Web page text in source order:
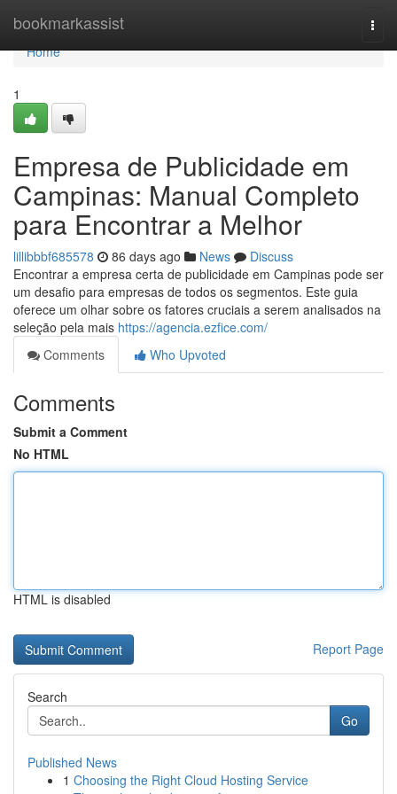
bookmarkassist
Home
Home
1
Empresa de Publicidade em
Campinas: Manual Completo
para Encontrar a Melhor
lillibbbf685578 86 days ago News
Discuss
Encontrar a empresa certa de publicidade em Campinas pode ser
um desafio para empresas de todos os segmentos. Este guia
oferece um olhar sobre os fatores cruciais a serem analisados na
seleção pela mais https://agencia.ezfice.com/
Comments
Who Upvoted
Comments
Submit a Comment
No HTML
HTML is disabled
Report Page
Search
Go
Published News
1 Choosing the Right Cloud Hosting Service